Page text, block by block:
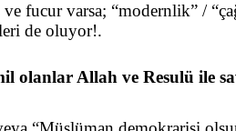
fucur varsa; “modernlik” /
de oluyor!.
olanlar Allah ve Resulü ile